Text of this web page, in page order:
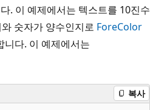
. 이 예제에서는 텍스트를 10진수
숫자가 양수인지로 ForeColor
니다. 이 예제에서는
복사